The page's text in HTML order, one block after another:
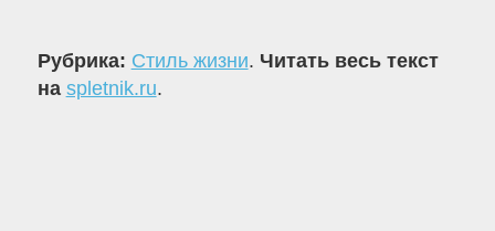
Рубрика: Стиль жизни. Читать весь текст
на spletnik.ru.